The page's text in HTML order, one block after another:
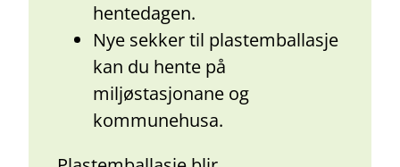
hentedagen.
Nye sekker til plastemballasje
kan du hente på
miljøstasjonane og
kommunehusa.